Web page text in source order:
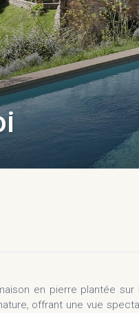
en pierre plantée
offrant une vue